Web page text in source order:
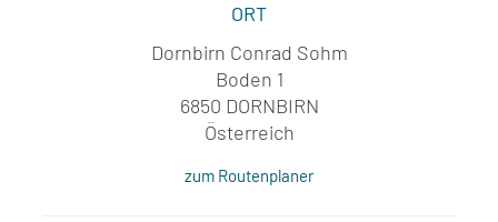
ORT
Dornbirn Conrad Sohm
Boden 1
6850 DORNBIRN
Österreich
zum Routenplaner